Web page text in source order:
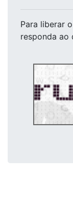
Para liberar
responda ao